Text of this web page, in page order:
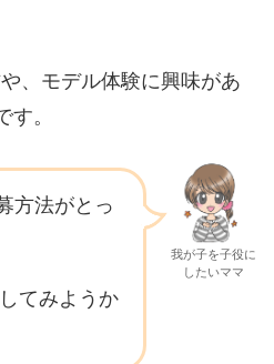
、モデル体験に興味があ
。
方法がとっ
てみようか
我が子を子役に
したいママ